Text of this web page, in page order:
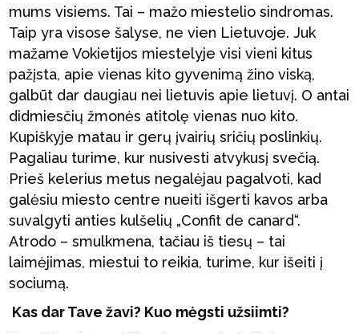
mums visiems. Tai – mažo miestelio sindromas.
Taip yra visose šalyse, ne vien Lietuvoje. Juk
mažame Vokietijos miestelyje visi vieni kitus
pažįsta, apie vienas kito gyvenimą žino viską,
galbūt dar daugiau nei lietuvis apie lietuvį. O antai
didmiesčių žmonės atitolę vienas nuo kito.
Kupiškyje matau ir gerų įvairių sričių poslinkių.
Pagaliau turime, kur nusivesti atvykusį svečią.
Prieš kelerius metus negalėjau pagalvoti, kad
galėsiu miesto centre nueiti išgerti kavos arba
suvalgyti anties kulšelių „Confit de canard“.
Atrodo – smulkmena, tačiau iš tiesų – tai
laimėjimas, miestui to reikia, turime, kur išeiti į
sociumą.
Kas dar Tave žavi? Kuo mėgsti užsiimti?